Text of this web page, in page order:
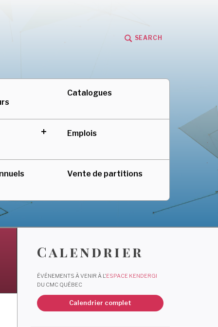
au Québec
SEARCH
Catalogues
expandEmplois
Vente de partitions
Calendrier
ÉVÉNEMENTS À VENIR À L'ESPACE KENDERGI
DU CMC QUÉBEC
Calendrier complet